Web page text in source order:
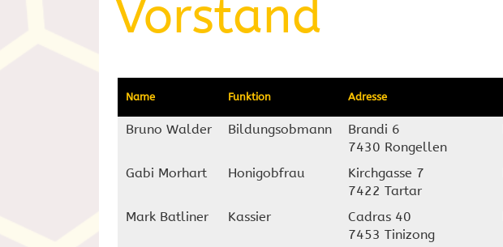
Vorstand
Name Funktion Adresse
Bruno Walder Bildungsobmann
Brandi 6
7430 Rongellen
Gabi Morhart Honigobfrau
Kirchgasse 7
7422 Tartar
Mark Batliner Kassier
Cadras 40
7453 Tinizong